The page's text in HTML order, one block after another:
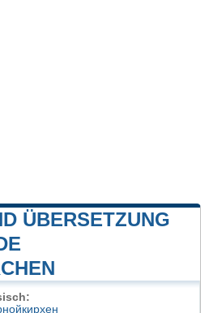
ÜBERSETZUNG